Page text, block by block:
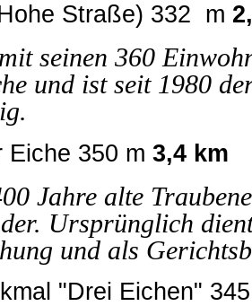
Straße) 332 m
seinen 360
und ist seit 1980
Eiche 350 m 3,4 km
Jahre alte
Ursprünglich
und als
"Drei Eichen"